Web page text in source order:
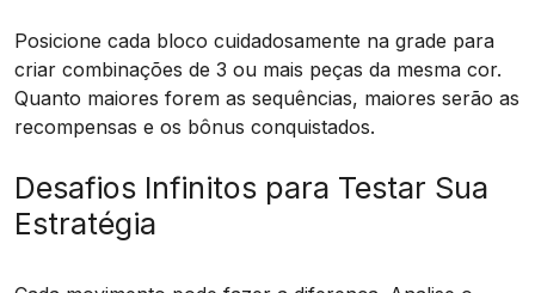
Posicione cada bloco cuidadosamente na grade para
criar combinações de 3 ou mais peças da mesma cor.
Quanto maiores forem as sequências, maiores serão as
recompensas e os bônus conquistados.
Desafios Infinitos para Testar Sua
Estratégia